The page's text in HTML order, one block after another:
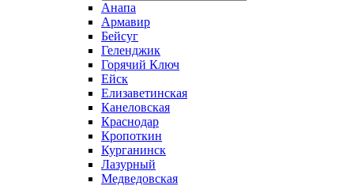
Анапа
Армавир
Бейсуг
Геленджик
Горячий Ключ
Ейск
Елизаветинская
Канеловская
Краснодар
Кропоткин
Курганинск
Лазурный
Медведовская